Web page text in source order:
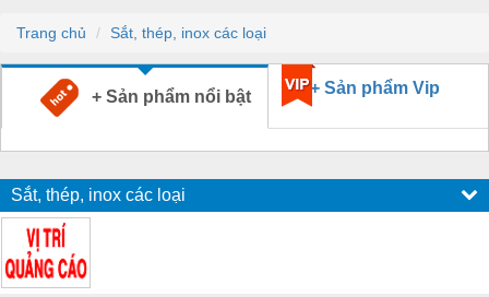
Trang chủ Sắt, thép, inox các loại
+ Sản phẩm nổi bật + Sản phẩm Vip
Sắt, thép, inox các loại